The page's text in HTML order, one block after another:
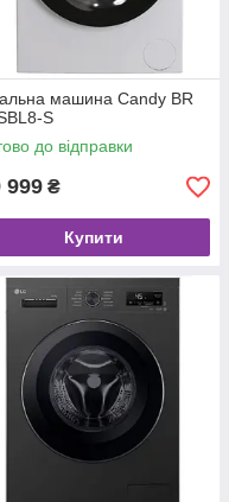
машина Candy BR
S
до відправки
999 ₴
Купити